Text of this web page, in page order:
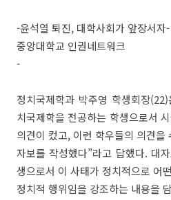
-윤석열 퇴진, 대학사회가 앞장서자-
중앙대학교 인권네트워크
-
정치국제학과 박주영 학생회장
치국제학을 전공하는 학생으로서
의견이 컸고, 이런 학우들의 의견을
자보를 작성했다”라고 답했다. 대
생으로서 이 사태가 정치적으로 어
정치적 행위임을 강조하는 내용을